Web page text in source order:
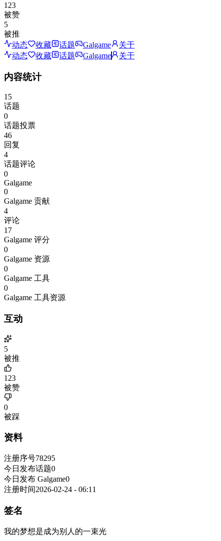
123
被赞
5
被推
动态
收藏 话题 Galgame
关于
动态
收藏 话题 Galgame 关于
内容统计
15
话题
0
话题投票
46
回复
4
话题评论
0
Galgame
0
Galgame 贡献
4
评论
17
Galgame 评分
0
Galgame 资源
0
Galgame 工具
0
Galgame 工具资源
互动
5
被推
123
被赞
0
被踩
资料
注册序号78295
今日发布话题0
今日发布 Galgame0
注册时间2026-02-24 - 06:11
签名
我的梦想是成为别人的一束光